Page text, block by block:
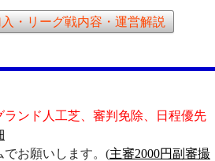
・リーグ戦内容・運営解説
ランド人工芝、審判免除、日程優先
でお願いします。(主審2000円副審撮